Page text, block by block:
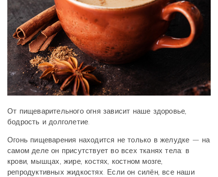
От пищеварительного огня зависит наше здоровье,
бодрость и долголетие.
Огонь пищеварения находится не только в желудке — на
самом деле он присутствует во всех тканях тела: в
крови, мышцах, жире, костях, костном мозге,
репродуктивных жидкостях. Если он силён, все наши